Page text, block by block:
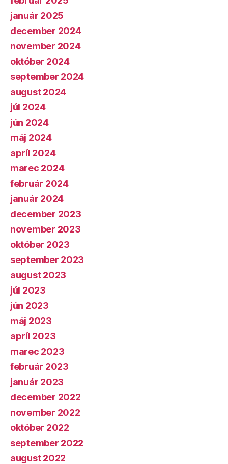
január 2025
december 2024
november 2024
október 2024
september 2024
august 2024
júl 2024
jún 2024
máj 2024
apríl 2024
marec 2024
február 2024
január 2024
december 2023
november 2023
október 2023
september 2023
august 2023
júl 2023
jún 2023
máj 2023
apríl 2023
marec 2023
február 2023
január 2023
december 2022
november 2022
október 2022
september 2022
august 2022